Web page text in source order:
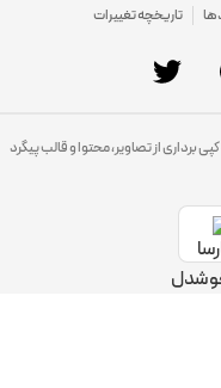
تاریخچه تغییرات
برداری از تصاویر، محتوا و قالب پیگرد